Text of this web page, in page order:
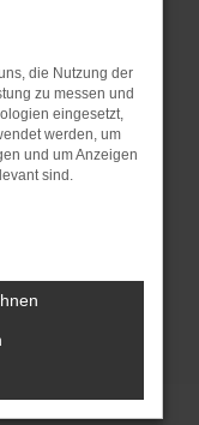
Stand
ein
auch dazu
nicht mehr
Du kannst
bei der
die Nutzung der
zu messen und
eingesetzt,
werden, um
und um Anzeigen
sind.